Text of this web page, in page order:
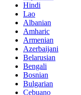
Hindi
Lao
Albanian
Amharic
Armenian
Azerbaijani
Belarusian
Bengali
Bosnian
Bulgarian
Cebuano